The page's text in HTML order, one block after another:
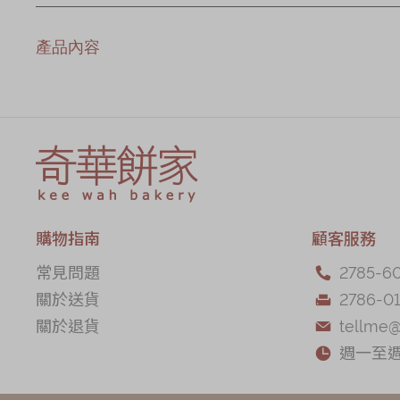
產品內容
購物指南
常見問題
關於送貨
關於退貨
顧客服務
 2785-
 2786-

 週一至